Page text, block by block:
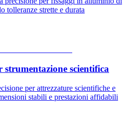
tolleranze strette e durata
scientifica
per attrezzature scientifiche e
stabili e prestazioni affidabili